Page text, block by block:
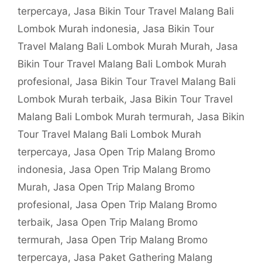
terpercaya, Jasa Bikin Tour Travel Malang Bali
Lombok Murah indonesia, Jasa Bikin Tour
Travel Malang Bali Lombok Murah Murah, Jasa
Bikin Tour Travel Malang Bali Lombok Murah
profesional, Jasa Bikin Tour Travel Malang Bali
Lombok Murah terbaik, Jasa Bikin Tour Travel
Malang Bali Lombok Murah termurah, Jasa Bikin
Tour Travel Malang Bali Lombok Murah
terpercaya, Jasa Open Trip Malang Bromo
indonesia, Jasa Open Trip Malang Bromo
Murah, Jasa Open Trip Malang Bromo
profesional, Jasa Open Trip Malang Bromo
terbaik, Jasa Open Trip Malang Bromo
termurah, Jasa Open Trip Malang Bromo
terpercaya, Jasa Paket Gathering Malang